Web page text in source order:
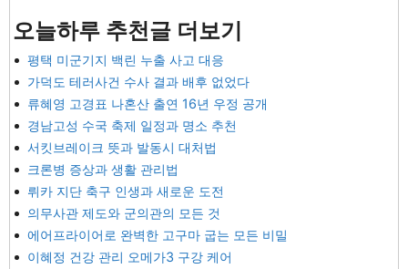
오늘하루 추천글 더보기
평택 미군기지 백린 누출 사고 대응
가덕도 테러사건 수사 결과 배후 없었다
류혜영 고경표 나혼산 출연 16년 우정 공개
경남고성 수국 축제 일정과 명소 추천
서킷브레이크 뜻과 발동시 대처법
크론병 증상과 생활 관리법
뤼카 지단 축구 인생과 새로운 도전
의무사관 제도와 군의관의 모든 것
에어프라이어로 완벽한 고구마 굽는 모든 비밀
이혜정 건강 관리 오메가3 구강 케어